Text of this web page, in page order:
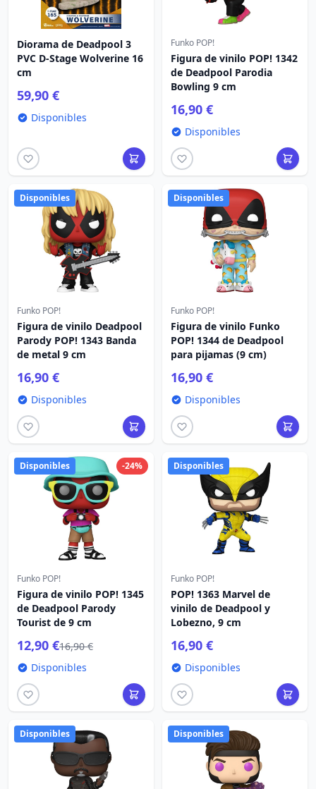
Diorama de Deadpool 3
PVC D-Stage Wolverine 16
cm
59,90 €
Disponibles
Funko POP!
Figura de vinilo POP! 1342
de Deadpool Parodia
Bowling 9 cm
16,90 €
Disponibles
Disponibles
Funko POP!
Figura de vinilo Deadpool
Parody POP! 1343 Banda
de metal 9 cm
16,90 €
Disponibles
Disponibles
Funko POP!
Figura de vinilo Funko
POP! 1344 de Deadpool
para pijamas (9 cm)
16,90 €
Disponibles
-24%
Disponibles
Funko POP!
Figura de vinilo POP! 1345
de Deadpool Parody
Tourist de 9 cm
12,90 €16,90 €
Disponibles
Disponibles
Funko POP!
POP! 1363 Marvel de
vinilo de Deadpool y
Lobezno, 9 cm
16,90 €
Disponibles
Disponibles Disponibles